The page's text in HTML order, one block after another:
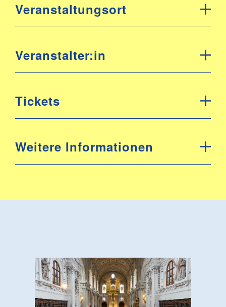
Veranstaltungsort
Veranstalter:in
Tickets
Weitere Informationen